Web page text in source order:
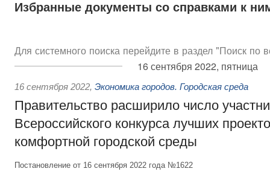
Избранные документы со справками к
Для системного поиска перейдите в раздел "Поиск по
16 сентября 2022, пятница
16 сентября 2022, Экономика городов. Городская среда
Правительство расширило число
Всероссийского конкурса лучших
комфортной городской среды
Постановление от 16 сентября 2022 года №1622